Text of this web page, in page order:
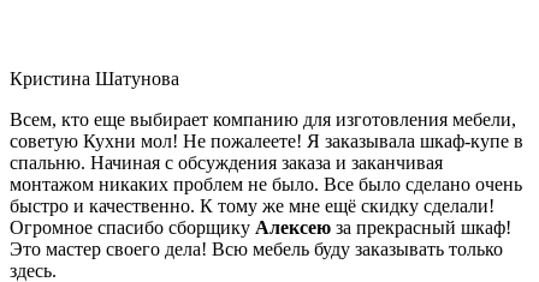
Кристина Шатунова
Всем, кто еще выбирает компанию для изготовления мебели,
советую Кухни мол! Не пожалеете! Я заказывала шкаф-купе в
спальню. Начиная с обсуждения заказа и заканчивая
монтажом никаких проблем не было. Все было сделано очень
быстро и качественно. К тому же мне ещё скидку сделали!
Огромное спасибо сборщику Алексею за прекрасный шкаф!
Это мастер своего дела! Всю мебель буду заказывать только
здесь.